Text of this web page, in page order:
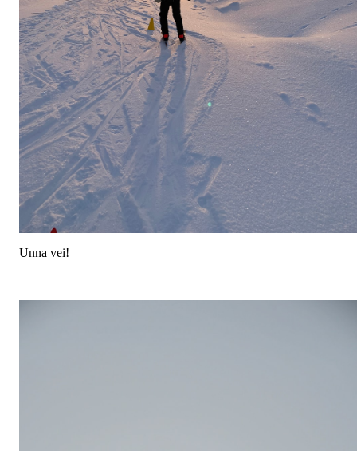
Unna vei!